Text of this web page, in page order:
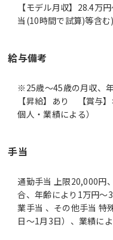
【モデル月収】28.4万
当(10時間で試算)等含む)
給与備考
※25歳～45歳の月収、
【昇給】あり 【賞与
個人・業績による）
手当
通勤手当 上限20,000円
合、年齢により1万円～
業手当 、その他手当 特
日～1月3日）、業績に